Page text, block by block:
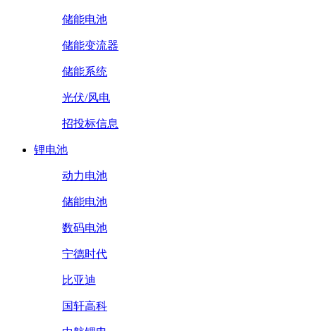
储能电池
储能变流器
储能系统
光伏/风电
招投标信息
锂电池
动力电池
储能电池
数码电池
宁德时代
比亚迪
国轩高科